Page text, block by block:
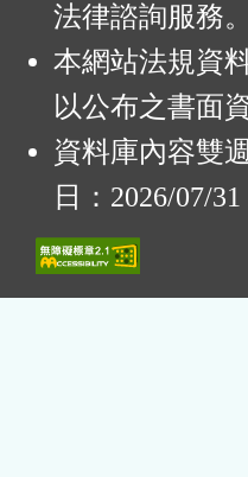
法律諮詢服務。
本網站法規資
以公布之書面
資料庫內容雙
日：2026/07/31